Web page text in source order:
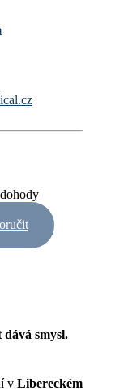
dává smysl.
v Libereckém